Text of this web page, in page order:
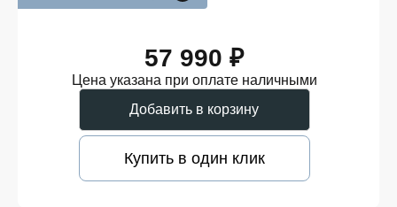
57 990 ₽
Цена указана при оплате наличными
Добавить в корзину
Купить в один клик